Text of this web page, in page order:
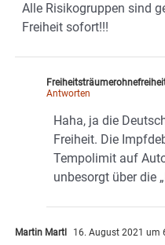
Alle Risikogruppen sind
Freiheit sofort!!!
Antworten
Haha, ja die
Freiheit. Die
Tempolimit auf
unbesorgt über die
Martin Martl 16. August 2021 um